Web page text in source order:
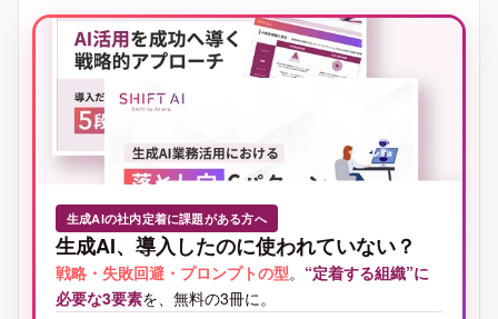
生成AIの社内定着に課題がある方へ
生成AI、導入したのに使われていない？
戦略・失敗回避・プロンプトの型。 “定着する組織”に
必要な3要素を、無料の3冊に。